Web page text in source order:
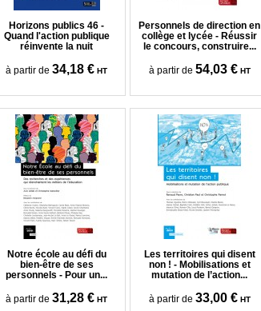
Horizons publics 46 -
Quand l'action publique
réinvente la nuit
à partir de 34,18 € HT
Personnels de direction en
collège et lycée - Réussir
le concours, construire...
à partir de 54,03 € HT
Notre école au défi du
bien-être de ses
personnels - Pour un...
à partir de 31,28 € HT
Les territoires qui disent
non ! - Mobilisations et
mutation de l’action...
à partir de 33,00 € HT